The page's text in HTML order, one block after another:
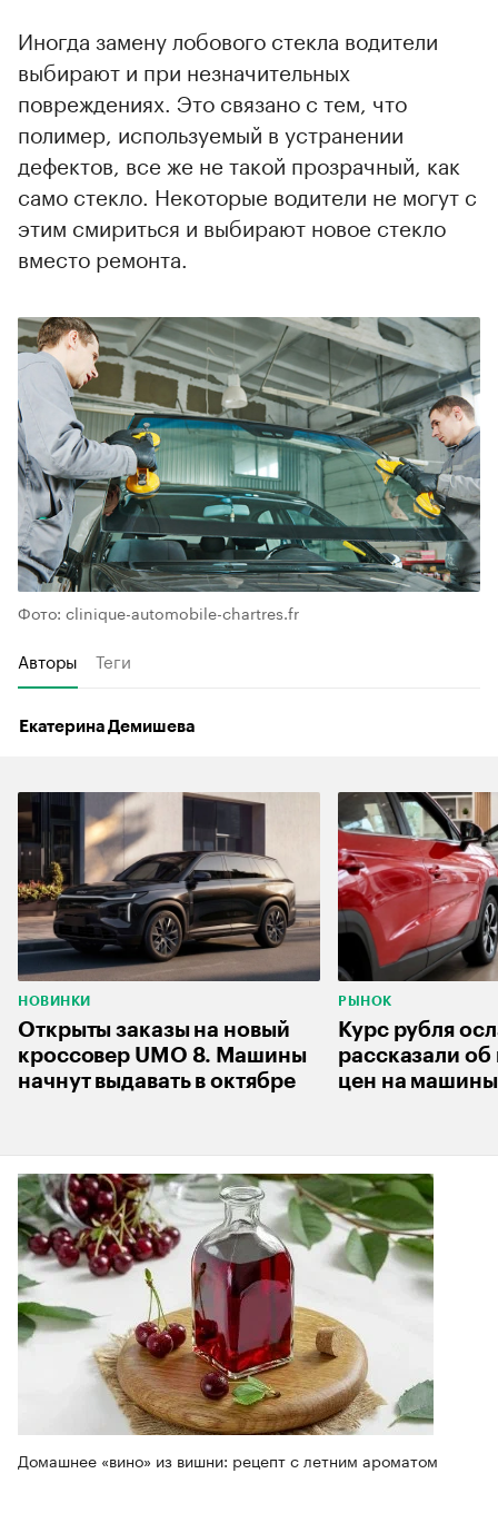
Иногда замену лобового стекла водители
выбирают и при незначительных
повреждениях. Это связано с тем, что
полимер, используемый в устранении
дефектов, все же не такой прозрачный, как
само стекло. Некоторые водители не могут с
этим смириться и выбирают новое стекло
вместо ремонта.
Фото: clinique-automobile-chartres.fr
Авторы Теги
Екатерина Демишева
НОВИНКИ
Открыты заказы на новый
кроссовер UMO 8. Машины
начнут выдавать в октябре
РЫНОК
Курс рубля
рассказали
цен на машины
Домашнее «вино» из вишни: рецепт с летним ароматом